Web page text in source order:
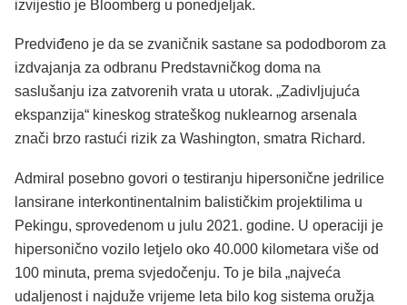
izvijestio je Bloomberg u ponedjeljak.
Predviđeno je da se zvaničnik sastane sa pododborom za
izdvajanja za odbranu Predstavničkog doma na
saslušanju iza zatvorenih vrata u utorak. „Zadivljujuća
ekspanzija“ kineskog strateškog nuklearnog arsenala
znači brzo rastući rizik za Washington, smatra Richard.
Admiral posebno govori o testiranju hipersonične jedrilice
lansirane interkontinentalnim balističkim projektilima u
Pekingu, sprovedenom u julu 2021. godine. U operaciji je
hipersonično vozilo letjelo oko 40.000 kilometara više od
100 minuta, prema svjedočenju. To je bila „najveća
udaljenost i najduže vrijeme leta bilo kog sistema oružja